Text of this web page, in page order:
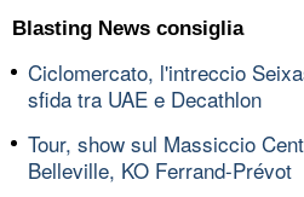
Blasting News consiglia
Ciclomercato, l'intreccio
sfida tra UAE e Decathlon
Tour, show sul Massiccio
Belleville, KO Ferrand-Prévot